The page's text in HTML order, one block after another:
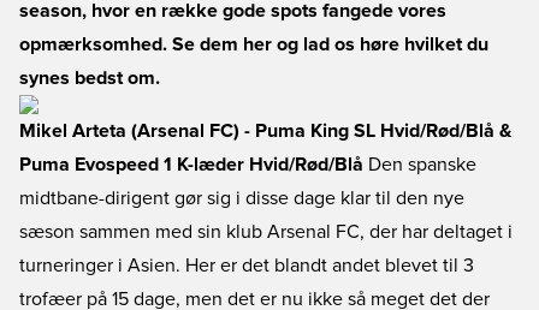
season, hvor en række gode spots fangede vores
opmærksomhed. Se dem her og lad os høre hvilket du
synes bedst om.
Mikel Arteta (Arsenal FC) - Puma King SL Hvid/Rød/Blå &
Puma Evospeed 1 K-læder Hvid/Rød/Blå Den spanske
midtbane-dirigent gør sig i disse dage klar til den nye
sæson sammen med sin klub Arsenal FC, der har deltaget i
turneringer i Asien. Her er det blandt andet blevet til 3
trofæer på 15 dage, men det er nu ikke så meget det der